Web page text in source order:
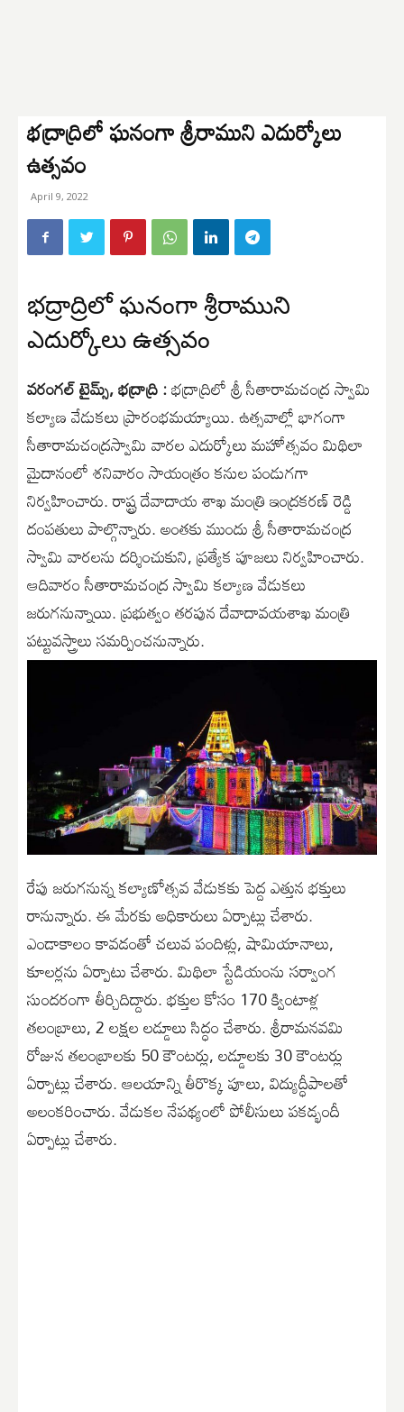
భద్రాద్రిలో ఘనంగా శ్రీరాముని ఎదుర్కోలు
ఉత్సవం
April 9, 2022
భద్రాద్రిలో ఘనంగా శ్రీరాముని
ఎదుర్కోలు ఉత్సవం
వరంగల్ టైమ్స్, భద్రాద్రి :భద్రాద్రిలో శ్రీ సీతారామచంద్ర స్వామి
కల్యాణ వేడుకలు ప్రారంభమయ్యాయి. ఉత్సవాల్లో భాగంగా
సీతారామచంద్రస్వామి వారల ఎదుర్కోలు మహోత్సవం మిథిలా
మైదానంలో శనివారం సాయంత్రం కనుల పండుగగా
నిర్వహించారు. రాష్ట్ర దేవాదాయ శాఖ మంత్రి ఇంద్రకరణ్ రెడ్డి
దంపతులు పాల్గొన్నారు. అంతకు ముందు శ్రీ సీతారామచంద్ర
స్వామి వారలను దర్శించుకుని, ప్రత్యేక పూజలు నిర్వహించారు.
ఆదివారం సీతారామచంద్ర స్వామి కల్యాణ వేడుకలు
జరుగనున్నాయి. ప్రభుత్వం తరపున దేవాదావయశాఖ మంత్రి
పట్టువస్త్రాలు సమర్పించనున్నారు.
రేపు జరుగనున్న కల్యాణోత్సవ వేడుకకు పెద్ద ఎత్తున భక్తులు
రానున్నారు. ఈ మేరకు అధికారులు ఏర్పాట్లు చేశారు.
ఎండాకాలం కావడంతో చలువ పందిళ్లు, షామియానాలు,
కూలర్లను ఏర్పాటు చేశారు. మిథిలా స్టేడియంను సర్వాంగ
సుందరంగా తీర్చిదిద్దారు. భక్తుల కోసం 170 క్వింటాళ్ల
తలంబ్రాలు, 2 లక్షల లడ్డూలు సిద్ధం చేశారు. శ్రీరామనవమి
రోజున తలంబ్రాలకు 50 కౌంటర్లు, లడ్డూలకు 30 కౌంటర్లు
ఏర్పాట్లు చేశారు. ఆలయాన్ని తీరొక్క పూలు, విద్యుద్ధీపాలతో
అలంకరించారు. వేడుకల నేపథ్యంలో పోలీసులు పకడ్భందీ
ఏర్పాట్లు చేశారు.